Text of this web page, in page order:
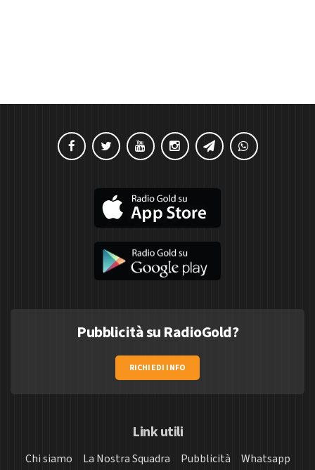
Pubblicità su RadioGold?
RICHIEDI INFO
Link utili
Chi siamo La Nostra Squadra Pubblicità
Whatsapp